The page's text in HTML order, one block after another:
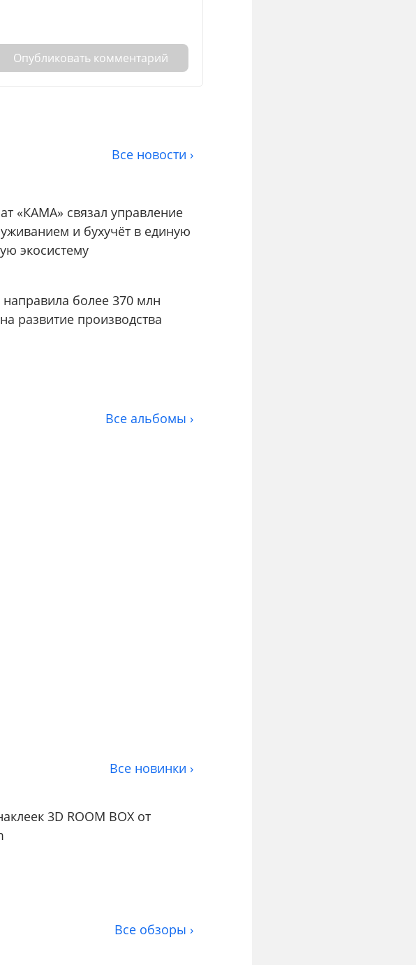
Опубликовать комментарий
Все новости ›
«КАМА» связал управление
и бухучёт в единую
экосистему
более 370 млн
развитие производства
Все альбомы ›
Все новинки ›
3D ROOM BOX от
Все обзоры ›